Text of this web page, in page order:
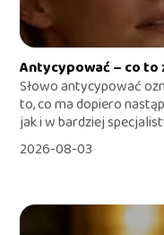
Antycypować – co to
Słowo antycypować
to, co ma dopiero
jak i w bardziej
2026-08-03